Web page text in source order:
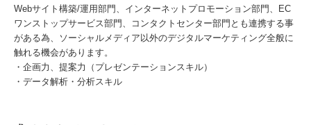
Webサイト構築/運用部門、インターネットプロモーション部門、EC
ワンストップサービス部門、コンタクトセンター部門とも連携する事
がある為、ソーシャルメディア以外のデジタルマーケティング全般に
触れる機会があります。
・企画力、提案力（プレゼンテーションスキル）
・データ解析・分析スキル